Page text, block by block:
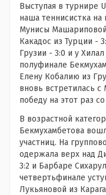
Выступая в турнире
наша теннисистка на
Мунисы Машариповой
Какадос из Турции -
Грузии - 3:0 и у
полуфинале
Елену Кобалию из
вновь встретилась
победу на этот раз
В возрастной
Бекмухамбетова
участниц. На
одержала верх над
3:2 и Барбаре
четвертьфинале
Лукьяновой из